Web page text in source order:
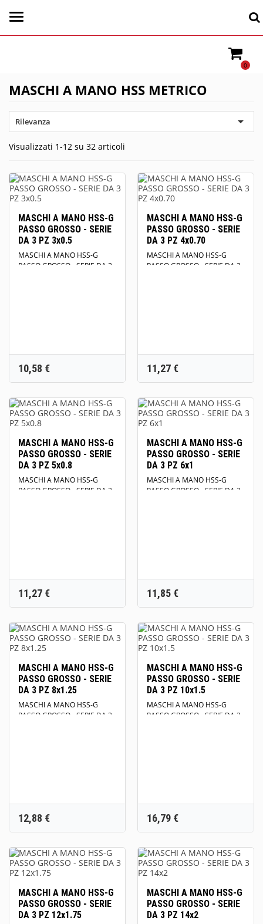
0
MASCHI A MANO HSS METRICO
Rilevanza 
Visualizzati 1-12 su 32 articoli
MASCHI A MANO HSS-G
PASSO GROSSO - SERIE
DA 3 PZ 3x0.5
MASCHI A MANO HSS-G
PASSO GROSSO - SERIE DA 3
Prezzo
10,58 €
MASCHI A MANO HSS-G
PASSO GROSSO - SERIE
DA 3 PZ 4x0.70
MASCHI A MANO HSS-G
PASSO GROSSO - SERIE DA 3
Prezzo
11,27 €
MASCHI A MANO HSS-G
PASSO GROSSO - SERIE
DA 3 PZ 5x0.8
MASCHI A MANO HSS-G
PASSO GROSSO - SERIE DA 3
Prezzo
11,27 €
MASCHI A MANO HSS-G
PASSO GROSSO - SERIE
DA 3 PZ 6x1
MASCHI A MANO HSS-G
PASSO GROSSO - SERIE DA 3
Prezzo
11,85 €
MASCHI A MANO HSS-G
PASSO GROSSO - SERIE
DA 3 PZ 8x1.25
MASCHI A MANO HSS-G
PASSO GROSSO - SERIE DA 3
Prezzo
12,88 €
MASCHI A MANO HSS-G
PASSO GROSSO - SERIE
DA 3 PZ 10x1.5
MASCHI A MANO HSS-G
PASSO GROSSO - SERIE DA 3
Prezzo
16,79 €
MASCHI A MANO HSS-G
PASSO GROSSO - SERIE
DA 3 PZ 12x1.75
MASCHI A MANO HSS-G
PASSO GROSSO - SERIE
DA 3 PZ 14x2